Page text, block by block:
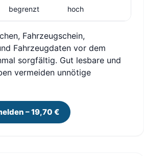
begrenzt hoch
Fahrzeugschein,
Fahrzeugdaten vor dem
sorgfältig. Gut lesbare und
vermeiden unnötige
– 19,70 €